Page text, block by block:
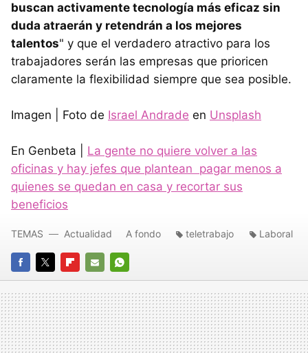
buscan activamente tecnología más eficaz sin
duda atraerán y retendrán a los mejores
talentos" y que el verdadero atractivo para los
trabajadores serán las empresas que prioricen
claramente la flexibilidad siempre que sea posible.
​Imagen | Foto de Israel Andrade en Unsplash
En Genbeta | La gente no quiere volver a las
oficinas y hay jefes que plantean pagar menos a
quienes se quedan en casa y recortar sus
beneficios
FACEBOOK
TWITTERFLIPBOARD
E-
MAIL
WHATSAPP
TEMAS Actualidad A fondo teletrabajo Laboral